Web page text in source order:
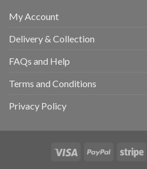
My Account
Delivery & Collection
FAQs and Help
Terms and Conditions
Privacy Policy